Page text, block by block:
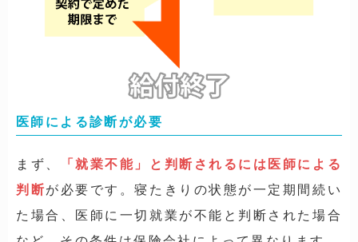
医師による診断が必要
まず、
「就業不能」と判断されるには医師による
判断が必要です。寝たきりの状態が一定期間続い
た場合、医師に一切就業が不能 と判断された場合